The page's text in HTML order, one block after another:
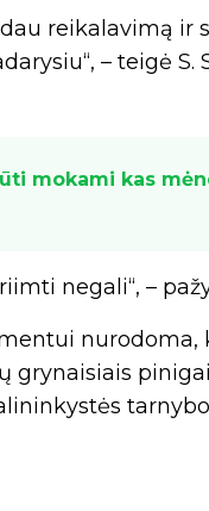
reikalavimą ir
– teigė S.
mokami kas
negali“, –
grynaisiais